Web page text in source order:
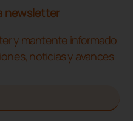
newsletter
y mantente informado
noticias y avances